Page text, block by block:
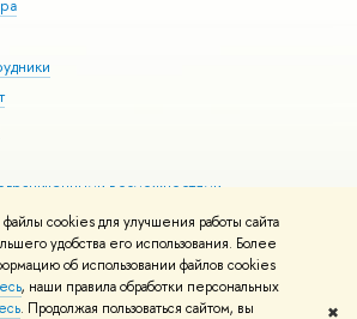
cookies для улучшения работы сайта
удобства его использования. Более
об использовании файлов cookies
, наши правила обработки персональных
. Продолжая пользоваться сайтом, вы ✖
возможностями